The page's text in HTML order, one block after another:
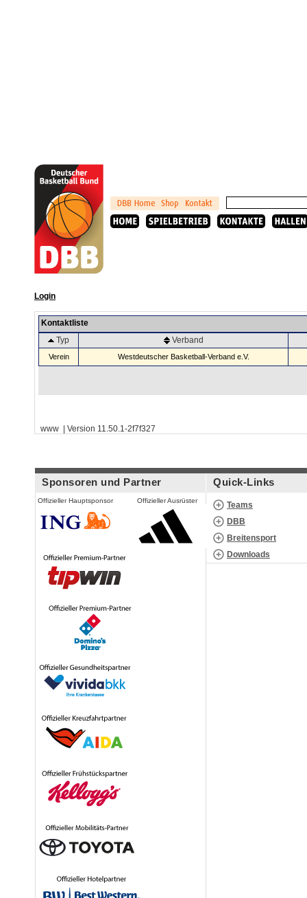
Login
Kontaktliste
Typ
Verband
Verein Westdeutscher Basketball-Verband e.V.
www | Version 11.50.1-2f7f327
Sponsoren und Partner
Offizieller Hauptsponsor Offizieller Ausrüster
Quick-Links
Teams
DBB
Breitensport
Downloads